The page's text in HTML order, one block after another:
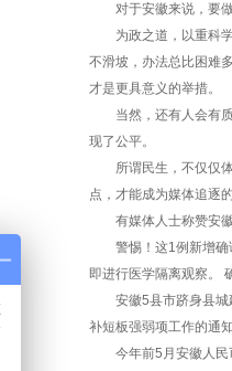
对于安徽来说，要做
为政之道，以重科学
不滑坡，办法总比困难
才是更具意义的举措。
当然，还有人会有质
现了公平。
所谓民生，不仅仅体
点，才能成为媒体追逐
有媒体人士称赞安徽
警惕！这1例新增确诊
即进行医学隔离观察。
安徽5县市跻身县城建
补短板强弱项工作的通
今年前5月安徽人民币